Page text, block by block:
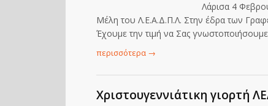
Λάρισα 4 Φεβρουαρίου 2014
Μέλη του Λ.Ε.Α.Δ.Π.Λ. Στην έδρα των
Έχουμε την τιμή να Σας
περισσότερα →
Χριστουγεννιάτικη γιορτή